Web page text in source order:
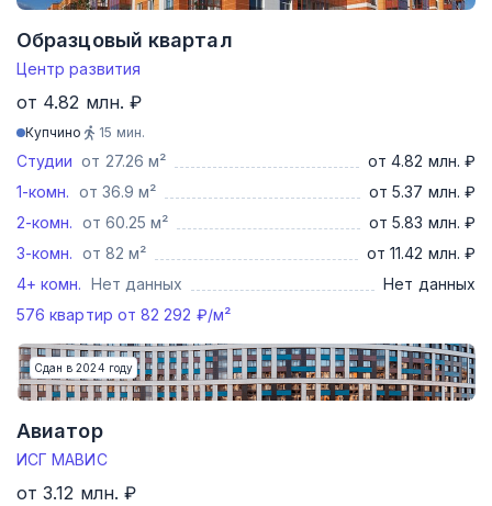
Образцовый квартал
Центр развития
от 4.82 млн. ₽
Купчино 15 мин.
Студии от 27.26 м²
от 4.82 млн. ₽
1-комн. от 36.9 м²
от 5.37 млн. ₽
2-комн. от 60.25 м²
от 5.83 млн. ₽
3-комн. от 82 м²
от 11.42 млн. ₽
4+ комн. Нет данных
Нет данных
576 квартир от82 292 ₽/м²
Сдан в 2024 году
Авиатор
ИСГ МАВИС
от 3.12 млн. ₽